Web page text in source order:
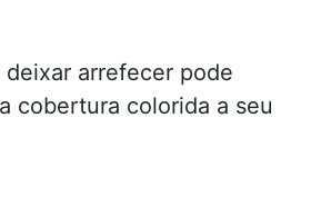
deixar arrefecer pode
cobertura colorida a seu